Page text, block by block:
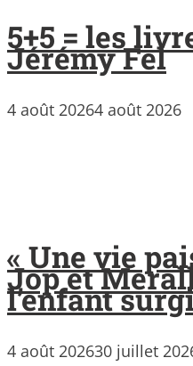
5+5 = les
Jérémy Fel
4 août 20264 août 2026
« Une vie
Jop et
l’enfant
4 août 202630 juillet